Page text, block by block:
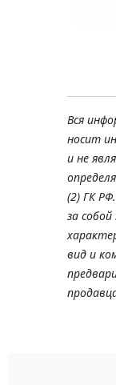
Вся
носит
и не
(2) ГК
за
вид и